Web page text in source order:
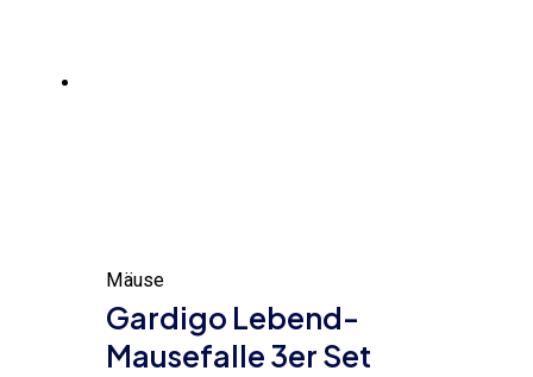
Mäuse
Gardigo Lebend-
Mausefalle 3er Set